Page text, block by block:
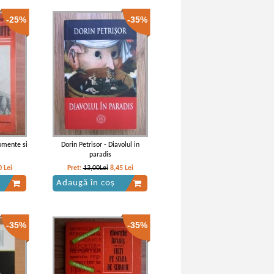
Lei
Mateiu I. Caragiale - Craii de Curtea-
Veche
IN STOC
Pret:10,00Lei6,50 Lei
Adaugă în coș
scrieri
Mateiu I. Caragiale - Craii de Curtea-
veche
-25%
si
Lei
-35%
Dorin Petrisor - Diavolul in
paradis
Pret:13,00Lei 8,45 Lei
Adaugă în coș
-35% -35%